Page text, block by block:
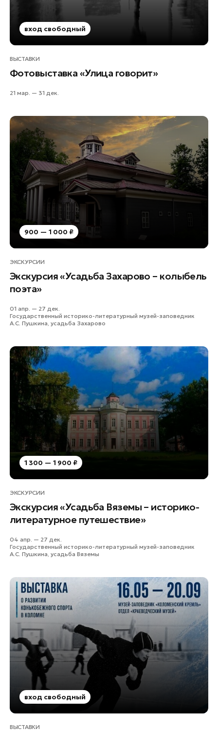
вход свободный
ВЫСТАВКИ
Фотовыставка «Улица говорит»
21 мар. — 31 дек.
900 — 1 000 ₽
ЭКСКУРСИИ
Экскурсия «Усадьба Захарово – колыбель
поэта»
01 апр. — 27 дек.
Государственный историко-литературный музей-заповедник
А.С. Пушкина, усадьба Захарово
1 300 — 1 900 ₽
ЭКСКУРСИИ
Экскурсия «Усадьба Вяземы – историко-
литературное путешествие»
04 апр. — 27 дек.
Государственный историко-литературный музей-заповедник
А.С. Пушкина, усадьба Вяземы
вход свободный
ВЫСТАВКИ